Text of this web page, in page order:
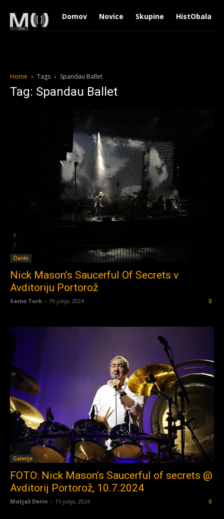
Domov Novice Skupine HistObala
Home Tags Spandau Ballet
Tag: Spandau Ballet
Članki
Nick Mason’s Saucerful Of Secrets v
Avditoriju Portorož
Samo Turk - 19 julija, 2024 0
Galerije
FOTO: Nick Mason’s Saucerful of secrets @
Avditorij Portorož, 10.7.2024
Matjaž Derin - 15 julija, 2024 0